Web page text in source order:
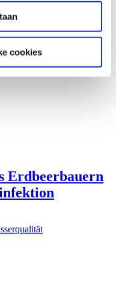
of die ze hebben
van hun services.
cookies
mikrobiologisch
Erdbeerbauern